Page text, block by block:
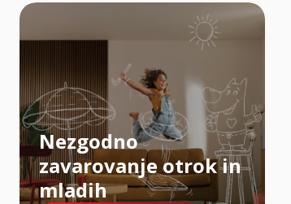
Nezgodno
zavarovanje otrok in
mladih